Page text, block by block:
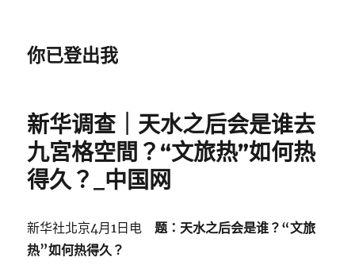
你已登出我
新华调查｜天水之后会是谁去
九宮格空間？“文旅热”如何热
得久？_中国网
新华社北京4月1日电题：天水之后会是谁？“文旅
热”如何热得久？